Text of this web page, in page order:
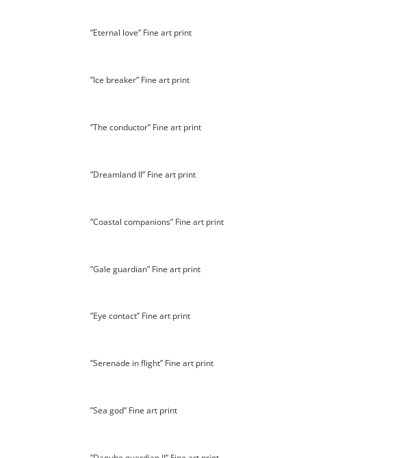
”Eternal love” Fine art print
”Ice breaker” Fine art print
”The conductor” Fine art print
”Dreamland II” Fine art print
”Coastal companions” Fine art print
”Gale guardian” Fine art print
”Eye contact” Fine art print
”Serenade in flight” Fine art print
”Sea god” Fine art print